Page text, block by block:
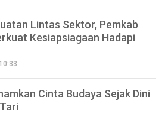
Lintas Sektor, Pemkab
Kesiapsiagaan Hadapi
Cinta Budaya Sejak Dini